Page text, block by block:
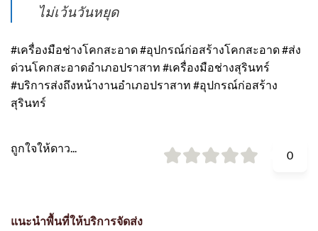
ไม่เว้นวันหยุด
#เครื่องมือช่างโคกสะอาด #อุปกรณ์ก่อสร้างโคกสะอาด #ส่ง
ด่วนโคกสะอาดอำเภอปราสาท #เครื่องมือช่างสุรินทร์
#บริการส่งถึงหน้างานอำเภอปราสาท #อุปกรณ์ก่อสร้าง
สุรินทร์
ถูกใจให้ดาว...
0
แนะนำพื้นที่ให้บริการจัดส่ง